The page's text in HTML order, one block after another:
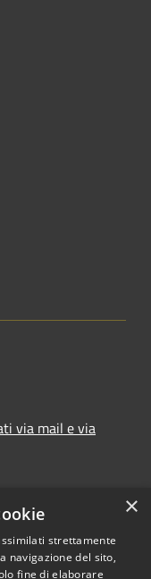
via mail e via
×
strettamente
navigazione del sito,
fine di elaborare